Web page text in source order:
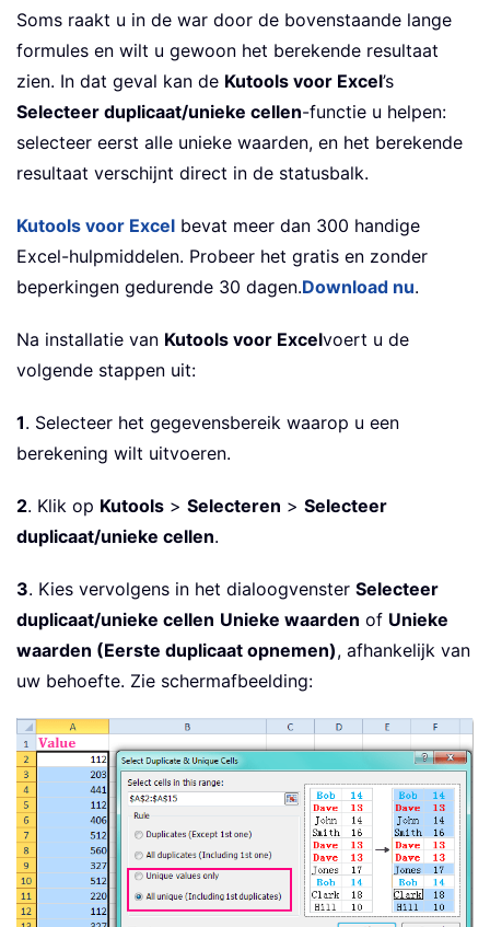
Soms raakt u in de war door de bovenstaande lange
formules en wilt u gewoon het berekende resultaat
zien. In dat geval kan de Kutools voor Excel’s
Selecteer duplicaat/unieke cellen-functie u helpen:
selecteer eerst alle unieke waarden, en het berekende
resultaat verschijnt direct in de statusbalk.
Kutools voor Excel bevat meer dan 300 handige
Excel-hulpmiddelen. Probeer het gratis en zonder
beperkingen gedurende 30 dagen.Download nu.
Na installatie van Kutools voor Excelvoert u de
volgende stappen uit:
1. Selecteer het gegevensbereik waarop u een
berekening wilt uitvoeren.
2. Klik op Kutools > Selecteren > Selecteer
duplicaat/unieke cellen.
3. Kies vervolgens in het dialoogvenster Selecteer
duplicaat/unieke cellen Unieke waarden of Unieke
waarden (Eerste duplicaat opnemen), afhankelijk van
uw behoefte. Zie schermafbeelding: